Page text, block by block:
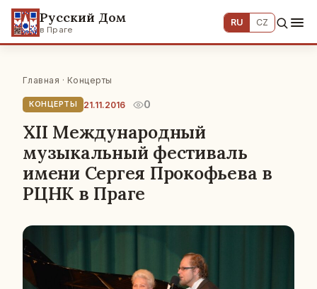
Русский Дом
в Праге
RU CZ
Главная · Концерты
КОНЦЕРТЫ 21.11.2016 0
XII Международный
музыкальный фестиваль
имени Сергея Прокофьева в
РЦНК в Праге